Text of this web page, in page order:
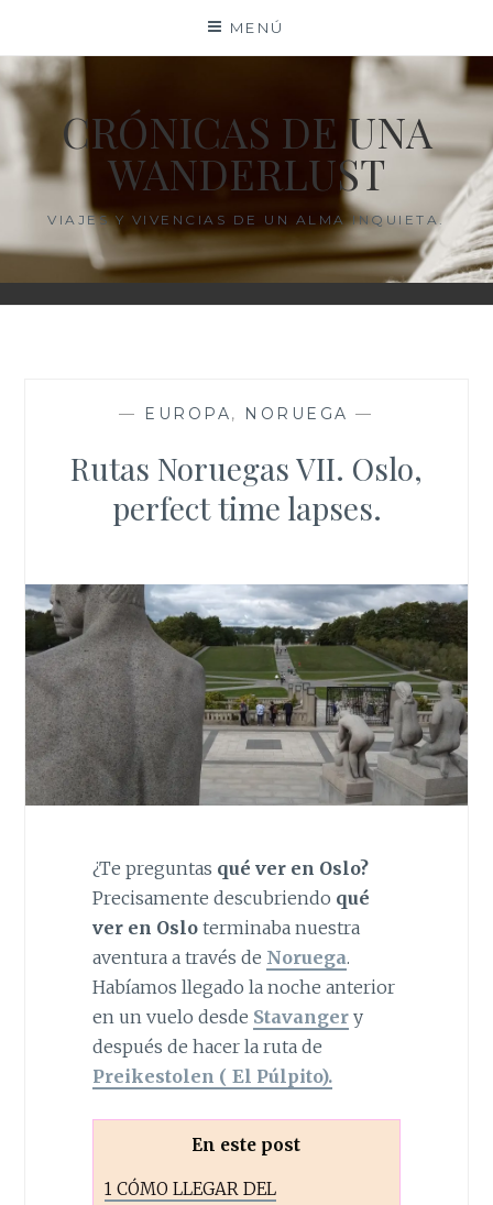
contenido
MENÚ
CRÓNICAS DE UNA
WANDERLUST
VIAJES Y VIVENCIAS DE UN ALMA INQUIETA.
— EUROPA, NORUEGA —
Rutas Noruegas VII. Oslo,
perfect time lapses.
¿Te preguntas qué ver en Oslo?
Precisamente descubriendo qué
ver en Osloterminaba nuestra
aventura a través de Noruega.
Habíamos llegado la noche anterior
en un vuelo desde Stavangery
después de hacer la ruta de
Preikestolen ( El Púlpito).
En este post
1 CÓMO LLEGAR DEL